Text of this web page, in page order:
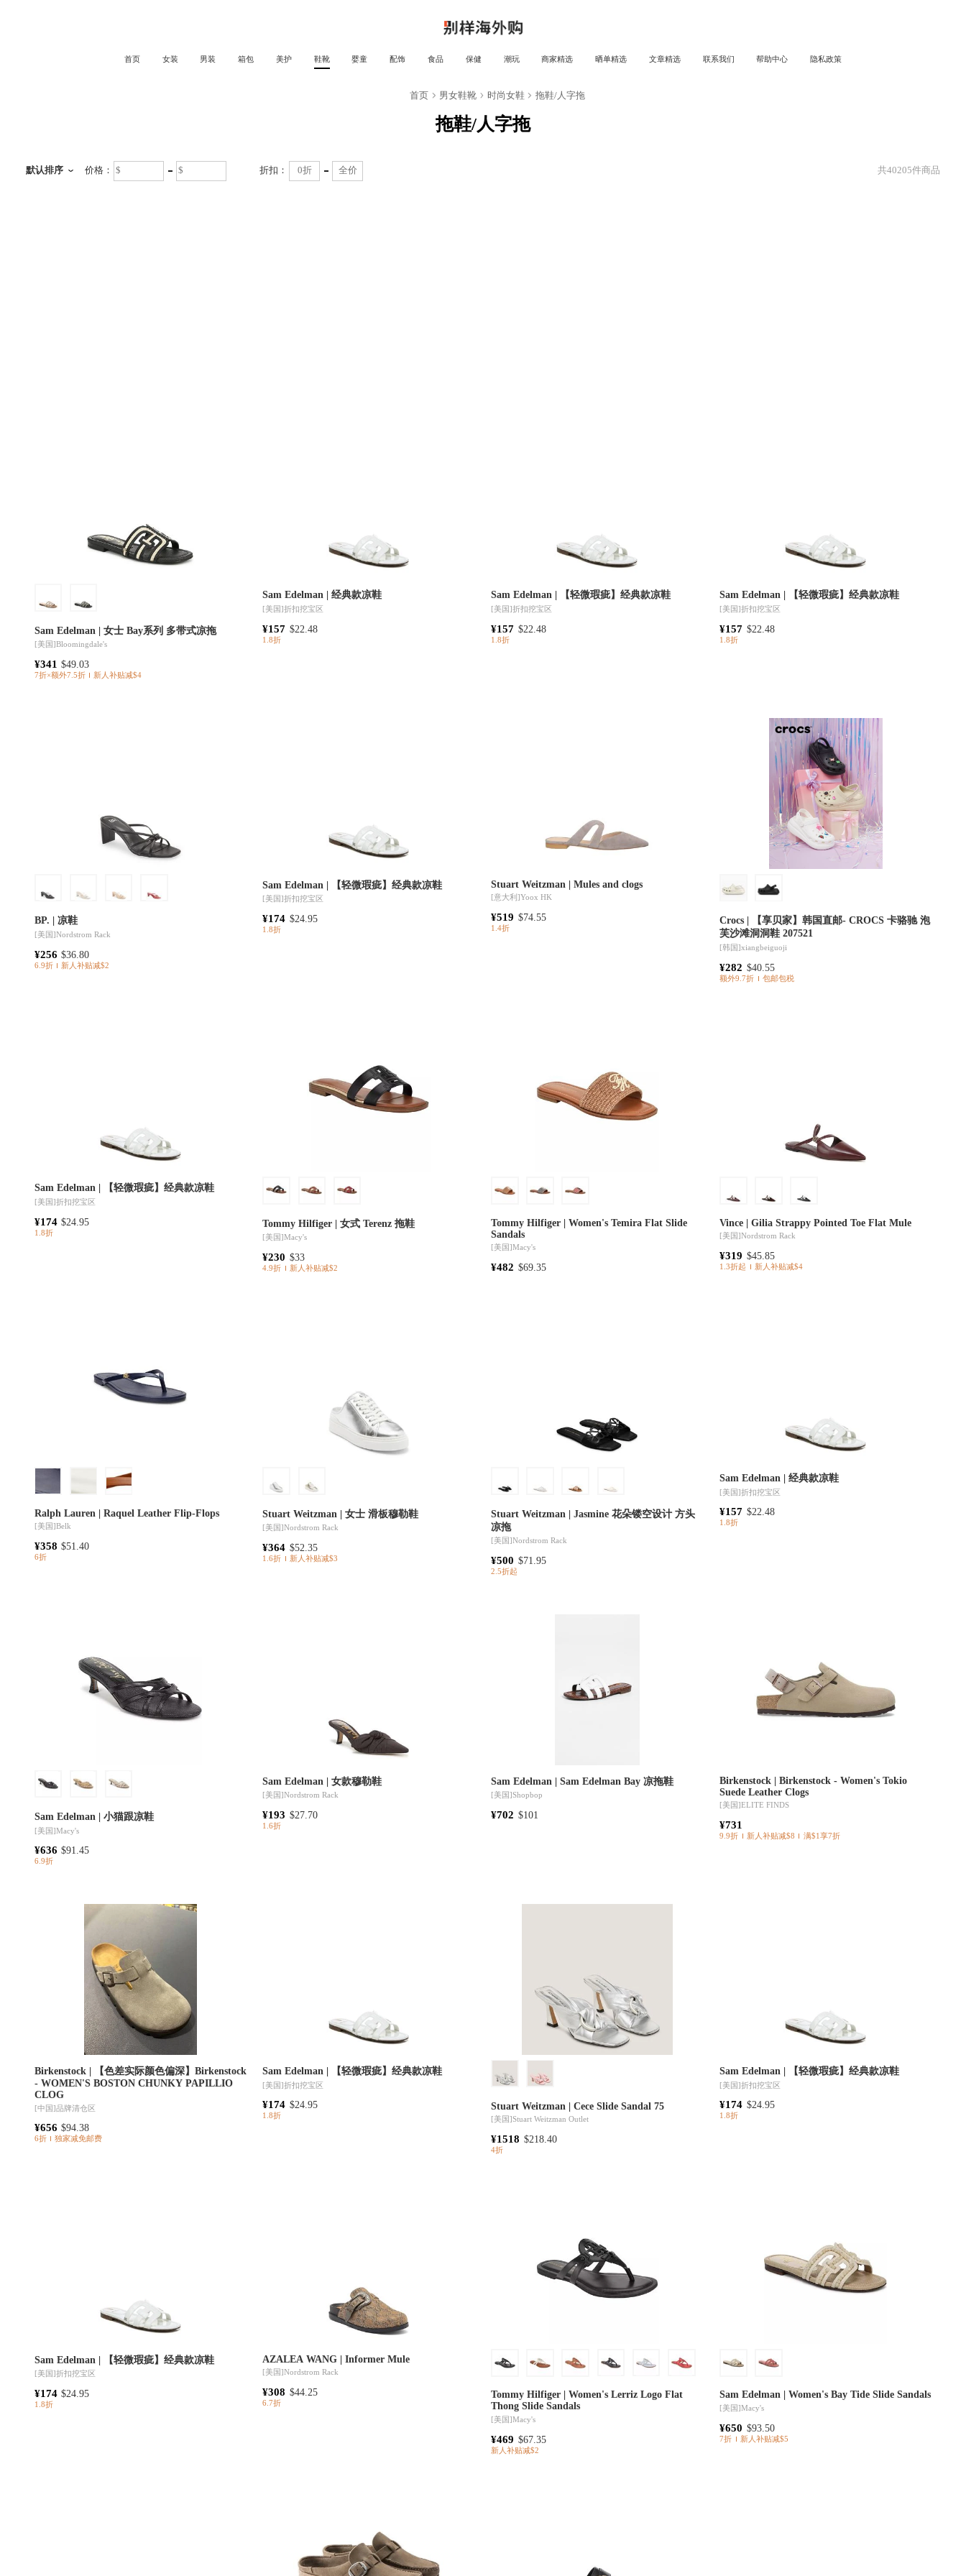
首页 女装 男装 箱包 美护 鞋靴 婴童 配饰 食品 保健 潮玩 商家精选 晒单精选 文章精选 联系我们 帮助中心 隐私政策
鞋靴
首页 男女鞋靴 时尚女鞋 拖鞋/人字拖
拖鞋/人字拖
默认排序 价格： 折扣： 共40205件商品
Sam Edelman | 女士 Bay系列 多带式凉拖
[美国]Bloomingdale's
¥341 $49.03
7折×额外7.5折 新人补贴减$4
Sam Edelman | 经典款凉鞋
[美国]折扣挖宝区
¥157 $22.48
1.8折
Sam Edelman | 【轻微瑕疵】经典款凉鞋
[美国]折扣挖宝区
¥157 $22.48
1.8折
Sam Edelman | 【轻微瑕疵】经典款凉鞋
[美国]折扣挖宝区
¥157 $22.48
1.8折
BP. | 凉鞋
[美国]Nordstrom Rack
¥256 $36.80
6.9折 新人补贴减$2
Sam Edelman | 【轻微瑕疵】经典款凉鞋
[美国]折扣挖宝区
¥174 $24.95
1.8折
Stuart Weitzman | Mules and clogs
[意大利]Yoox HK
¥519 $74.55
1.4折
Crocs | 【享贝家】韩国直邮- CROCS 卡骆驰 泡
芙沙滩洞洞鞋 207521
[韩国]xiangbeiguoji
¥282 $40.55
额外9.7折 包邮包税
Sam Edelman | 【轻微瑕疵】经典款凉鞋
[美国]折扣挖宝区
¥174 $24.95
1.8折
Tommy Hilfiger | 女式 Terenz 拖鞋
[美国]Macy's
¥230 $33
4.9折 新人补贴减$2
Tommy Hilfiger | Women's Temira Flat Slide
Sandals
[美国]Macy's
¥482 $69.35
Vince | Gilia Strappy Pointed Toe Flat Mule
[美国]Nordstrom Rack
¥319 $45.85
1.3折起 新人补贴减$4
Ralph Lauren | Raquel Leather Flip-Flops
[美国]Belk
¥358 $51.40
6折
Stuart Weitzman | 女士 滑板穆勒鞋
[美国]Nordstrom Rack
¥364 $52.35
1.6折 新人补贴减$3
Stuart Weitzman | Jasmine 花朵镂空设计 方头
凉拖
[美国]Nordstrom Rack
¥500 $71.95
2.5折起
Sam Edelman | 经典款凉鞋
[美国]折扣挖宝区
¥157 $22.48
1.8折
Sam Edelman | 小猫跟凉鞋
[美国]Macy's
¥636 $91.45
6.9折
Sam Edelman | 女款穆勒鞋
[美国]Nordstrom Rack
¥193 $27.70
1.6折
Sam Edelman | Sam Edelman Bay 凉拖鞋
[美国]Shopbop
¥702 $101
Birkenstock | Birkenstock - Women's Tokio
Suede Leather Clogs
[美国]ELITE FINDS
¥731
9.9折 新人补贴减$8 满$1享7折
Birkenstock | 【色差实际颜色偏深】Birkenstock
- WOMEN'S BOSTON CHUNKY PAPILLIO
CLOG
[中国]品牌清仓区
¥656 $94.38
6折 独家减免邮费
Sam Edelman | 【轻微瑕疵】经典款凉鞋
[美国]折扣挖宝区
¥174 $24.95
1.8折
Stuart Weitzman | Cece Slide Sandal 75
[美国]Stuart Weitzman Outlet
¥1518 $218.40
4折
Sam Edelman | 【轻微瑕疵】经典款凉鞋
[美国]折扣挖宝区
¥174 $24.95
1.8折
Sam Edelman | 【轻微瑕疵】经典款凉鞋
[美国]折扣挖宝区
¥174 $24.95
1.8折
AZALEA WANG | Informer Mule
[美国]Nordstrom Rack
¥308 $44.25
6.7折
Tommy Hilfiger | Women's Lerriz Logo Flat
Thong Slide Sandals
[美国]Macy's
¥469 $67.35
新人补贴减$2
Sam Edelman | Women's Bay Tide Slide Sandals
[美国]Macy's
¥650 $93.50
7折 新人补贴减$5